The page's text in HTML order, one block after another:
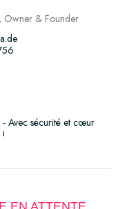
& Founder
- Avec sécurité et cœur
EN ATTENTE